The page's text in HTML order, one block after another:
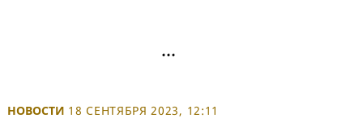
НОВОСТИ 18 СЕНТЯБРЯ 2023, 12:11